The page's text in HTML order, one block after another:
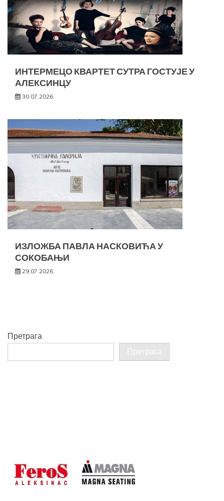
ИНТЕРМЕЦО КВАРТЕТ СУТРА ГОСТУЈЕ У
АЛЕКСИНЦУ
30.07.2026.
ИЗЛОЖБА ПАВЛА НАСКОВИЋА У
СОКОБАЊИ
29.07.2026.
Претрага
Претрага